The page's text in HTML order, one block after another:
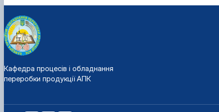
Кафедра процесів і обладнання
переробки продукції АПК